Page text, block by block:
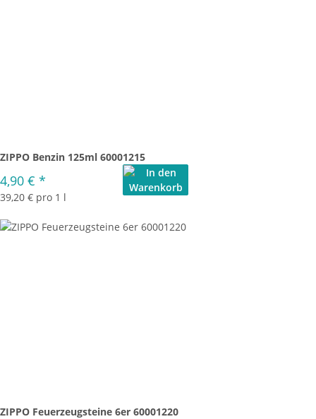
ZIPPO Benzin 125ml 60001215
4,90 € *
39,20 € pro 1 l
ZIPPO Feuerzeugsteine 6er 60001220